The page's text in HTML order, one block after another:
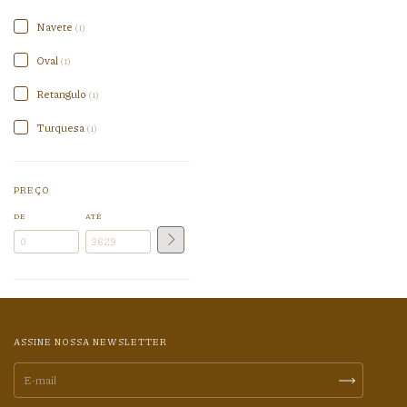
Navete (1)
Oval (1)
Retangulo (1)
Turquesa (1)
PREÇO
DE ATÉ
ASSINE NOSSA NEWSLETTER